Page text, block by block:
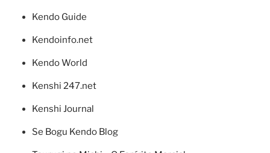
Kendo Guide
Kendoinfo.net
Kendo World
Kenshi 247.net
Kenshi Journal
Se Bogu Kendo Blog